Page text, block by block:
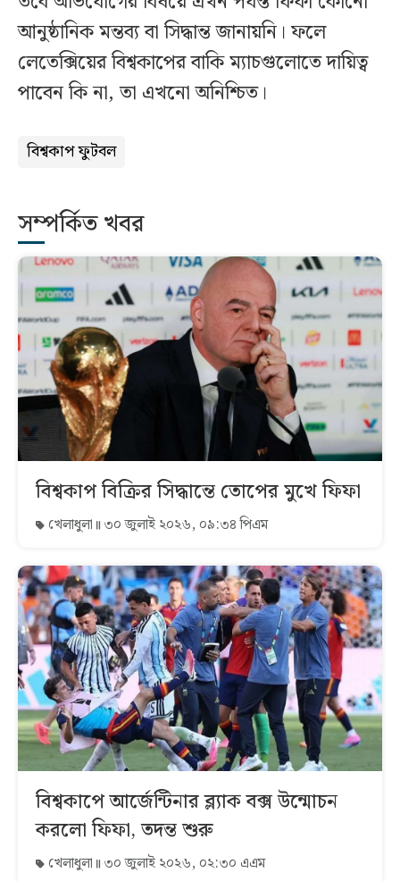
আনুষ্ঠানিক মন্তব্য বা সিদ্ধান্ত জানায়নি। ফলে
লেতেক্সিয়ের বিশ্বকাপের বাকি ম্যাচগুলোতে দায়িত্ব
পাবেন কি না, তা এখনো অনিশ্চিত।
বিশ্বকাপ ফুটবল
সম্পর্কিত খবর
বিশ্বকাপ বিক্রির সিদ্ধান্তে তোপের মুখে ফিফা
খেলাধুলা ৩০ জুলাই ২০২৬, ০৯:৩৪ পিএম
বিশ্বকাপে আর্জেন্টিনার ব্ল্যাক বক্স উন্মোচন
করলো ফিফা, তদন্ত শুরু
খেলাধুলা ৩০ জুলাই ২০২৬, ০২:৩০ এএম